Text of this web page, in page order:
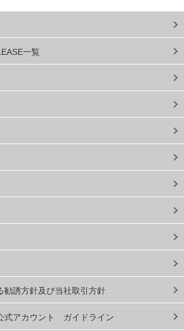
一覧
勧誘方針及び当社取引方針
式アカウント ガイドライン